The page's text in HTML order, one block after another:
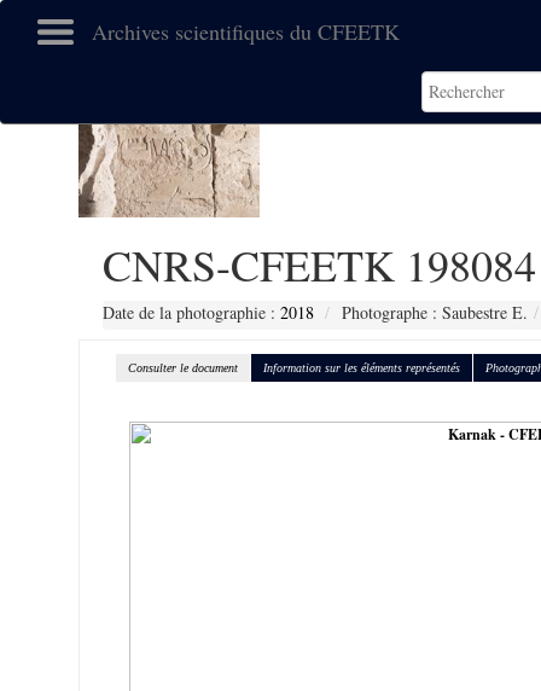
Archives scientifiques du CFEETK
CNRS-CFEETK 198084
Date de la photographie : 2018 Photographe : Saubestre E.
Consulter le document Information sur les éléments représentés